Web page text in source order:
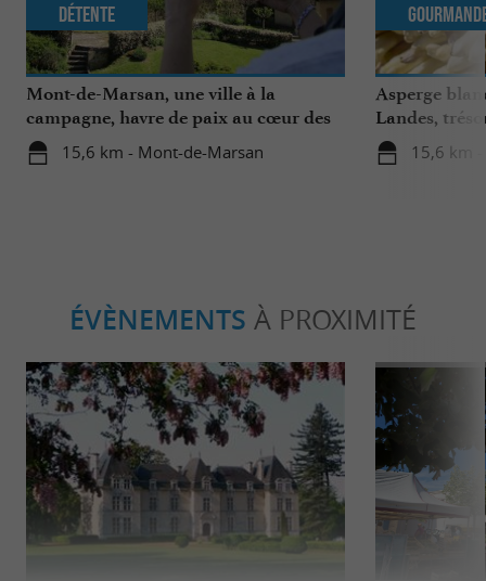
Mont-de-Marsan, une ville à la
campagne, havre de paix au cœur des
Landes
15,6 km - Mont-de-Marsan
Détente
Asperge
Landes,
région
15,6 km
ÉVÈNEMENTS À PROXIMITÉ